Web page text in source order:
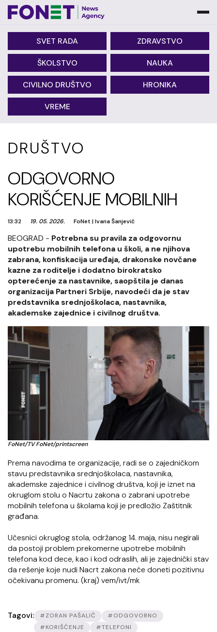
SVET RADA ZDRAVSTVO
ŠKOLSTVO NAUKA
CIVILNO DRUŠTVO HRONIKA
VREME
DRUŠTVO
ODGOVORNO
KORIŠĆENJE MOBILNIH
13:32 19. 05. 2026. FoNet |Ivana Šanjević
BEOGRAD - Potrebna su pravila za odgovornu
upotrebu mobilnih telefona u školi, a ne njihova
zabrana, konfiskacija uređaja, drakonske novčane
kazne za roditelje i dodatno birokratsko
opterećenje za nastavnike, saopštila je danas
organizacija Partneri Srbije, navodeći da je stav
predstavnika srednjoškolaca, nastavnika,
akademske zajednice i civilnog društva.
FoNet/TV FoNet/printscreen
Prema navodima te organizacije, radi se o zajedničkom
stavu predstavnika srednjoškolaca, nastavnika,
akademske zajednice i civilnog društva, koji je iznet na
okruglom stolu o Nacrtu zakona o zabrani upotrebe
mobilnih telefona u školama koji je predložio Zaštitnik
građana.
Učesnici okruglog stola, održanog 14. maja, nisu negirali
da postoji problem prekomerne upotrebe mobilnih
telefona kod dece, kao i kod odraslih, ali je zajednički stav
da rešenje koje nudi Nacrt zakona neće doneti pozitivnu
očekivanu promenu. (kraj) vem/ivt/mk
Tagovi: #ZORAN PAŠALIĆ
#ODGOVORNO
#KORIŠĆENJE
#TELEFONI